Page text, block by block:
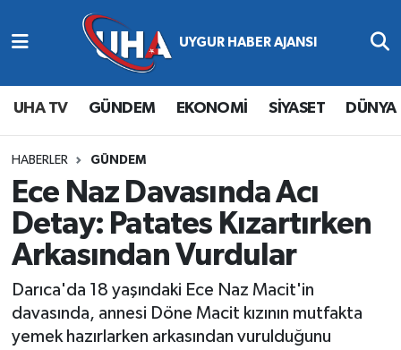
UHA TV GÜNDEM EKONOMİ SİYASET DÜNYA
HABERLER GÜNDEM
Ece Naz Davasında Acı
Detay: Patates Kızartırken
Arkasından Vurdular
Darıca'da 18 yaşındaki Ece Naz Macit'in
davasında, annesi Döne Macit kızının mutfakta
yemek hazırlarken arkasından vurulduğunu
Abone Ol
Gündem
Ekonomi
Magazin
Siyaset
Spor
Yaşam
Nöbetçi Eczaneler
Hava Durumu
Namaz Vakitleri
Trafik Durumu
Süper Lig Puan Durumu ve Fikstür
Tüm Manşetler
Son Dakika Haberleri